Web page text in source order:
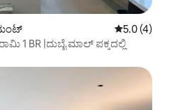
5 ರಲ್ಲಿ 5.0
5.0 (4)
1 BR |ದುಬೈ ಮಾಲ್ ಪಕ್ಕದಲ್ಲಿ